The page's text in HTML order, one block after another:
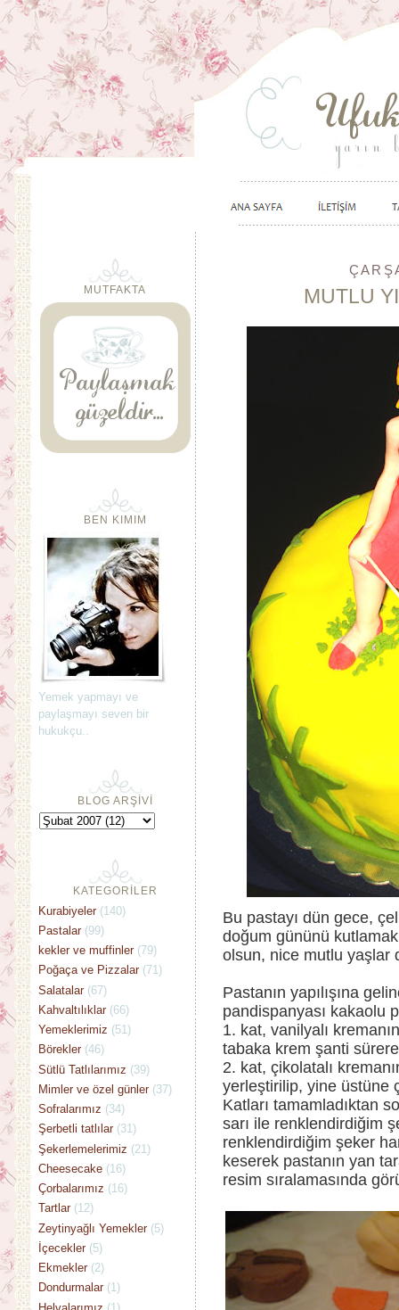
MUTLU
Bu pastayı dün gece,
doğum gününü
olsun, nice mutlu yaşlar
Pastanın yapılışına
pandispanyası kakaolu
1. kat, vanilyalı
tabaka krem şanti
2. kat, çikolatalı
yerleştirilip, yine üstüne
Katları tamamladıktan
sarı ile renklendirdiğim
renklendirdiğim şeker
keserek pastanın yan
resim sıralamasında
MUTFAKTA
BEN KIMIM
Yemek yapmayı ve
paylaşmayı seven bir
hukukçu..
BLOG ARŞİVİ
KATEGORİLER
Kurabiyeler (140)
Pastalar (99)
kekler ve muffinler (79)
Poğaça ve Pizzalar (71)
Salatalar (67)
Kahvaltılıklar (66)
Yemeklerimiz (51)
Börekler (46)
Sütlü Tatlılarımız (39)
Mimler ve özel günler (37)
Sofralarımız (34)
Şerbetli tatlılar (31)
Şekerlemelerimiz (21)
Cheesecake (16)
Çorbalarımız (16)
Tartlar (12)
Zeytinyağlı Yemekler (5)
İçecekler (5)
Ekmekler (2)
Dondurmalar (1)
Helvalarımız (1)